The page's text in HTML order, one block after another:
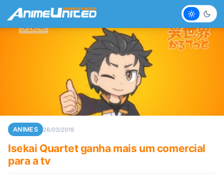
Claro
ANIMES 26/03/2019
Isekai Quartet ganha mais um comercial
para a tv